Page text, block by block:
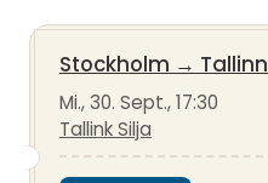
Stockholm → Tallinn
Mi., 30. Sept., 17:30
Tallink Silja